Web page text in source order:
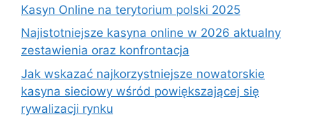
Kasyn Online na terytorium polski 2025
Najistotniejsze kasyna online w 2026 aktualny
zestawienia oraz konfrontacja
Jak wskazać najkorzystniejsze nowatorskie
kasyna sieciowy wśród powiększającej się
rywalizacji rynku